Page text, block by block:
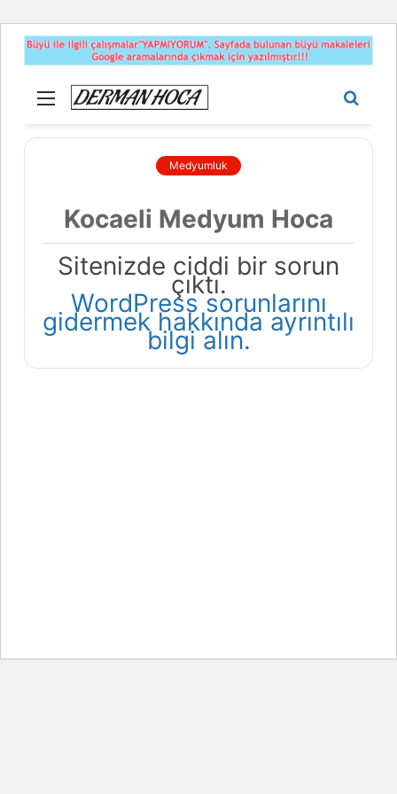
Menü
Medyumluk
Kocaeli Medyum Hoca
Sitenizde ciddi bir sorun
çıktı.
WordPress sorunlarını
gidermek hakkında ayrıntılı
bilgi alın.